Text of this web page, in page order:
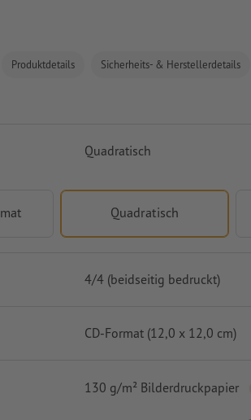
Produktdetails Sicherheits- & Herstellerdetails
Quadratisch
Quadratisch
4/4 (beidseitig bedruckt)
CD-Format (12,0 x 12,0 cm)
130 g/m² Bilderdruckpapier